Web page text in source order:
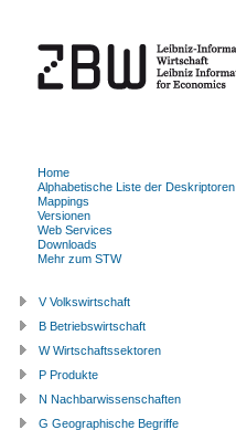
Home
Alphabetische Liste der Deskriptoren
Mappings
Versionen
Web Services
Downloads
Mehr zum STW
V Volkswirtschaft
B Betriebswirtschaft
W Wirtschaftssektoren
P Produkte
N Nachbarwissenschaften
G Geographische Begriffe